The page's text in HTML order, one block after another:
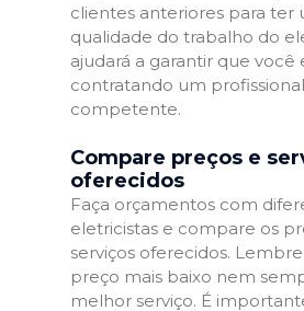
clientes anteriores para ter
qualidade do trabalho do
ajudará a garantir que você
contratando um
competente.
Compare preços e
oferecidos
Faça orçamentos com
eletricistas e compare os
serviços oferecidos.
preço mais baixo nem
melhor serviço. É